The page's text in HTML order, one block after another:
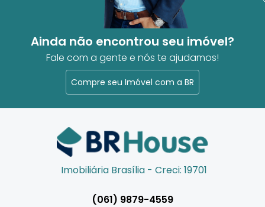
Ainda não encontrou seu imóvel?
Fale com a gente e nós te ajudamos!
Compre seu Imóvel com a BR
Imobiliária Brasília - Creci: 19701
(061) 9879-4559